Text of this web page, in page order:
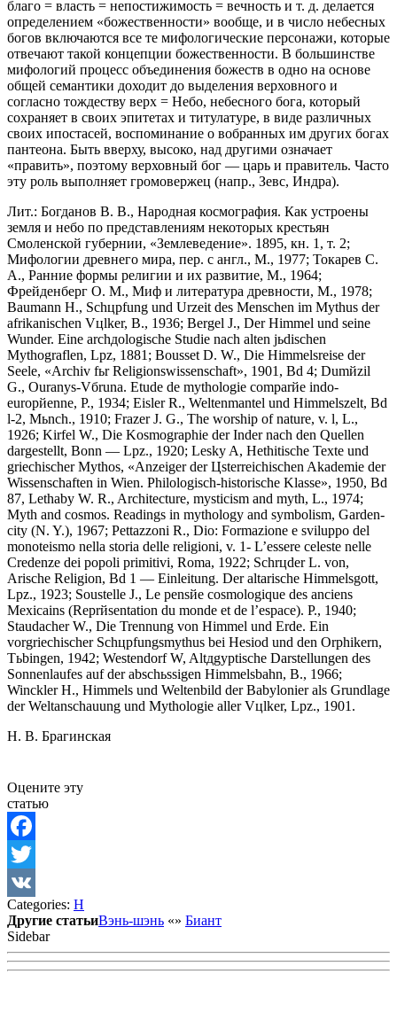
благо = власть = непостижимость = вечность и т. д. делается
определением «божественности» вообще, и в число небесных
богов включаются все те мифологические персонажи, которые
отвечают такой концепции божественности. В большинстве
мифологий процесс объединения божеств в одно на основе
общей семантики доходит до выделения верховного и
согласно тождеству верх = Небо, небесного бога, который
сохраняет в своих эпитетах и титулатуре, в виде различных
своих ипостасей, воспоминание о вобранных им других богах
пантеона. Быть вверху, высоко, над другими означает
«править», поэтому верховный бог — царь и правитель. Часто
эту роль выполняет громовержец (напр., Зевс, Индра).
Лит.: Богданов В. В., Народная космография. Как устроены
земля и небо по представлениям некоторых крестьян
Смоленской губернии, «Землеведение». 1895, кн. 1, т. 2;
Мифологии древнего мира, пер. с англ., М., 1977; Токарев С.
А., Ранние формы религии и их развитие, М., 1964;
Фрейденберг О. М., Миф и литература древности, М., 1978;
Baumann H., Schцpfung und Urzeit des Menschen im Mythus der
afrikanischen Vцlker, B., 1936; Bergel J., Der Himmel und seine
Wunder. Eine archдologische Studie nach alten jьdischen
Mythograflen, Lpz, 1881; Bousset D. W., Die Himmelsreise der
Seele, «Archiv fьr Religionswissenschaft», 1901, Bd 4; Dumйzil
G., Ouranуs-Vбruna. Etude de mythologie comparйe indo-
europйenne, P., 1934; Eisler R., Weltenmantel und Himmelszelt, Bd
l-2, Mьnch., 1910; Frazer J. G., The worship of nature, v. l, L.,
1926; Kirfel W., Die Kosmographie der Inder nach den Quellen
dargestellt, Bonn — Lpz., 1920; Lesky A, Hethitische Texte und
griechischer Mythos, «Anzeiger der Цsterreichischen Akademie der
Wissenschaften in Wien. Philologisch-historische Klasse», 1950, Bd
87, Lethaby W. R., Architecture, mysticism and myth, L., 1974;
Myth and cosmos. Readings in mythology and symbolism, Garden-
city (N. Y.), 1967; Pettazzoni R., Dio: Formazione e sviluppo del
monoteismo nella storia delle religioni, v. 1- L’essere celeste nelle
Credenze dei popoli primitivi, Roma, 1922; Schrцder L. von,
Arische Religion, Bd 1 — Einleitung. Der altarische Himmelsgott,
Lpz., 1923; Soustelle J., Le pensйe cosmologique des anciens
Mexicains (Reprйsentation du monde et de l’espace). P., 1940;
Staudacher W., Die Trennung von Himmel und Erde. Ein
vorgriechischer Schцpfungsmythus bei Hesiod und den Orphikern,
Tьbingen, 1942; Westendorf W, Altдgyptische Darstellungen des
Sonnenlaufes auf der abschьssigen Himmelsbahn, B., 1966;
Winckler H., Himmels und Weltenbild der Babylonier als Grundlage
der Weltanschauung und Mythologie aller Vцlker, Lpz., 1901.
H. В. Брагинская
Оцените эту
статью
Facebook
Twitter
VK
Categories: Н
Другие статьиВэнь-шэнь «» Биант
Sidebar